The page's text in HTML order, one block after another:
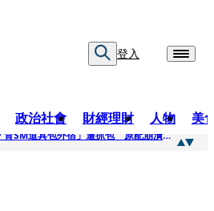
登入
政治社會 財經理財 人物 美
偷吃女主管！電商人夫「背SM道具包外宿」遭抓包 原配崩潰求償100萬：從未用過此類